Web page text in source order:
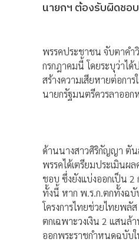
นายกฯ ต้องรับผิดชอ
พรรคประชาชน จับตาคำ
กรกฎาคมนี้ โดยระบุว่าไ
สร้างความเสียหายต่อกา
นายกรัฐมนตรีควรลาออก
ด้านนางสาวศิริกัญญา ตัน
พรรคได้เตรียมประเมิน
ชอบ ซึ่งยังแบ่งออกเป็น
ทั้งนี้ หาก พ.ร.ก.ตกทั้งฉบั
โครงการไทยช่วยไทยพลั
ตกเฉพาะวงเงิน 2 แสนล้
ออกพระราชกำหนดฉบับ